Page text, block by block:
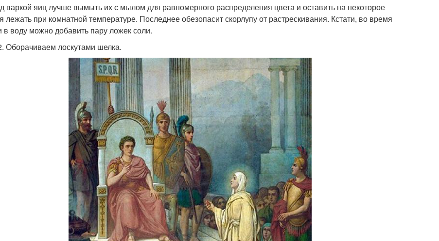
варкой яиц лучше вымыть их с мылом для равномерного распределения цвета и оставить на некоторое
лежать при комнатной температуре. Последнее обезопасит скорлупу от растрескивания. Кстати, во время
в воду можно добавить пару ложек соли.
Оборачиваем лоскутами шелка.